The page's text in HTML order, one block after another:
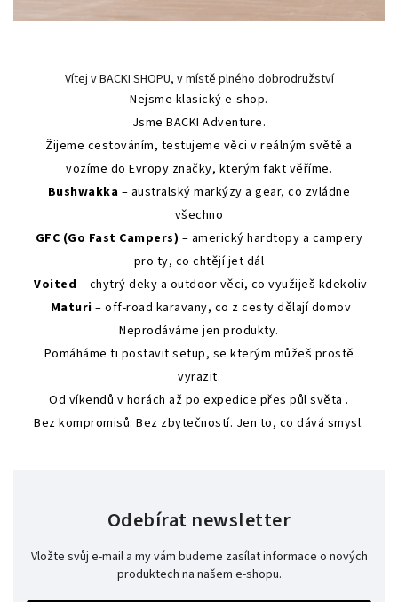
Vítej v BACKI SHOPU, v místě plného dobrodružství
Nejsme klasický e-shop.
Jsme BACKI Adventure.
Žijeme cestováním, testujeme věci v reálným světě a
vozíme do Evropy značky, kterým fakt věříme.
Bushwakka – australský markýzy a gear, co zvládne
všechno
GFC (Go Fast Campers) – americký hardtopy a campery
pro ty, co chtějí jet dál
Voited – chytrý deky a outdoor věci, co využiješ kdekoliv
Maturi – off-road karavany, co z cesty dělají domov
Neprodáváme jen produkty.
Pomáháme ti postavit setup, se kterým můžeš prostě
vyrazit.
Od víkendů v horách až po expedice přes půl světa .
Bez kompromisů. Bez zbytečností. Jen to, co dává smysl.
Odebírat newsletter
Vložte svůj e-mail a my vám budeme zasílat informace o nových
produktech na našem e-shopu.